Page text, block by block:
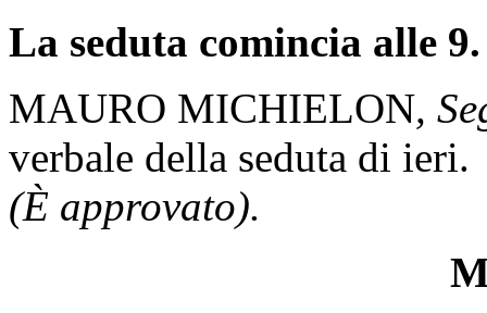
La seduta comincia alle 9.
MAURO MICHIELON,
verbale della seduta di ieri.
(È approvato).